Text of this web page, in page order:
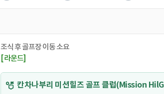
조식 후 골프장 이동 소요
[ 라운드]
칸차나부리 미션힐즈 골프 클럽(Mission